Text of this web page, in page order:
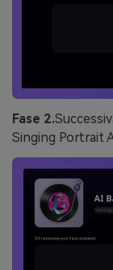
Fase 2.
Singing Portrait